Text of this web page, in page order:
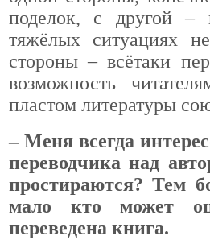
поделок, с другой –
тяжёлых ситуациях
стороны – всё­таки
возможность
пластом литературы
– Меня всегда
переводчика над
простираются? Тем
мало кто может
переведена книга.